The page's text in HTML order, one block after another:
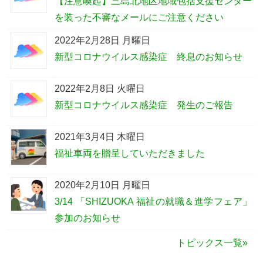
を装った不審なメールにご注意ください
2022年2月28日 月曜日
新型コロナウイルス感染症 終息のお知らせ
2022年2月8日 火曜日
新型コロナウイルス感染症 発生のご報告
2021年3月4日 木曜日
福祉車両を贈呈していただきました
2020年2月10日 月曜日
3/14 「SHIZUOKA 福祉の就職＆進学フェア」
参加のお知らせ
トピックス一覧»